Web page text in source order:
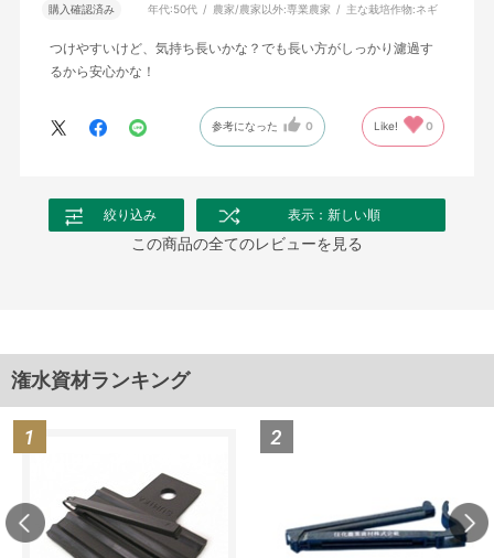
購入確認済み 年代:50代 農家/農家以外:専業農家 主な栽培作物:ネギ
つけやすいけど、気持ち長いかな？でも長い方がしっかり濾過す
るから安心かな！
参考になった 0 Like! 0
絞り込み 表示：新しい順
この商品の全てのレビューを見る
潅水資材ランキング